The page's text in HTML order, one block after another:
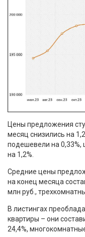
Цены предложения
месяц снизились на
подешевели на 0,33%,
на 1,2%.
Средние цены
на конец месяца
млн руб.,
В листингах
квартиры – они
24,4%,